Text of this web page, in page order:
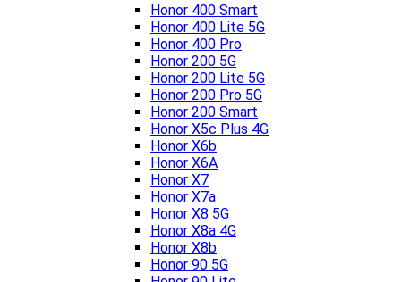
Honor 400 Smart
Honor 400 Lite 5G
Honor 400 Pro
Honor 200 5G
Honor 200 Lite 5G
Honor 200 Pro 5G
Honor 200 Smart
Honor X5c Plus 4G
Honor X6b
Honor X6A
Honor X7
Honor X7a
Honor X8 5G
Honor X8a 4G
Honor X8b
Honor 90 5G